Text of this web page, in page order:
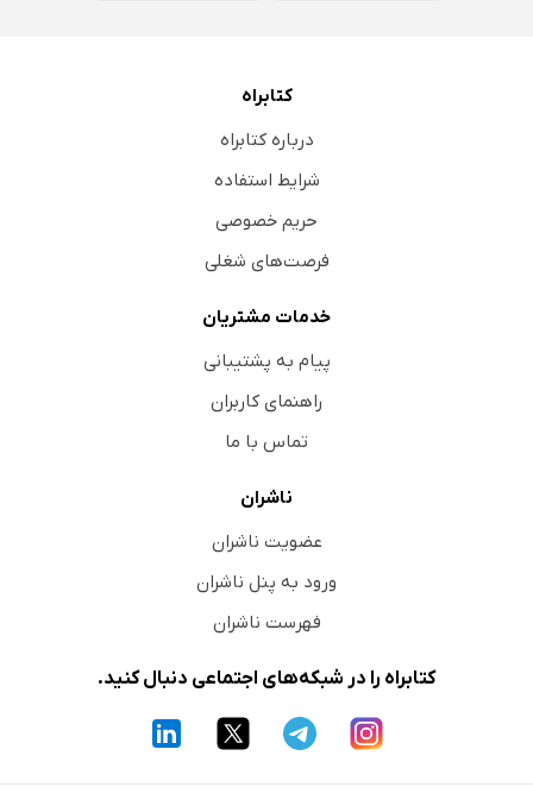
کتابراه
درباره کتابراه
شرایط استفاده
حریم خصوصی
فرصت‌های شغلی
خدمات مشتریان
پیام به پشتیبانی
راهنمای کاربران
تماس با ما
ناشران
عضویت ناشران
ورود به پنل ناشران
فهرست ناشران
کتابراه را در شبکه‌های اجتماعی دنبال کنید.